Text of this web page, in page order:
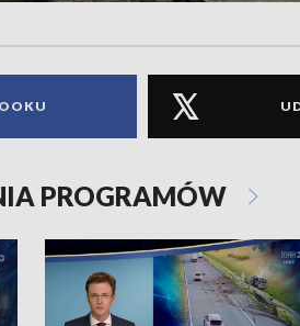
PROGRAMÓW